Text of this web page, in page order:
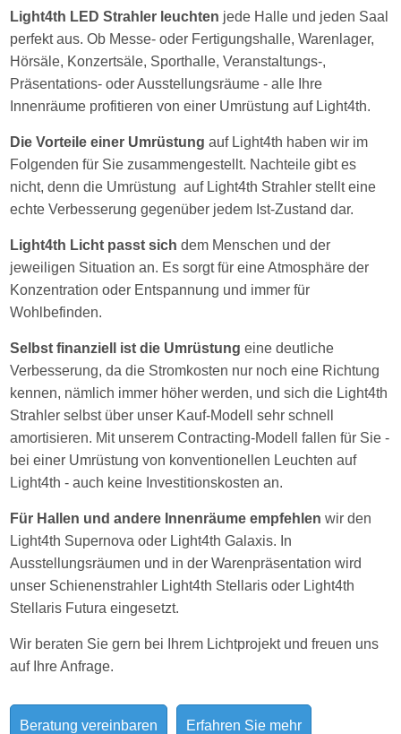
Light4th LED Strahler leuchten jede Halle und jeden Saal
perfekt aus. Ob Messe- oder Fertigungshalle, Warenlager,
Hörsäle, Konzertsäle, Sporthalle, Veranstaltungs-,
Präsentations- oder Ausstellungsräume - alle Ihre
Innenräume profitieren von einer Umrüstung auf Light4th.
Die Vorteile einer Umrüstungauf Light4th haben wir im
Folgenden für Sie zusammengestellt. Nachteile gibt es
nicht, denn die Umrüstung auf Light4th Strahler stellt eine
echte Verbesserung gegenüber jedem Ist-Zustand dar.
Light4th Licht passt sich dem Menschen und der
jeweiligen Situation an. Es sorgt für eine Atmosphäre der
Konzentration oder Entspannung und immer für
Wohlbefinden.
Selbst finanziell ist die Umrüstung eine deutliche
Verbesserung, da die Stromkosten nur noch eine Richtung
kennen, nämlich immer höher werden, und sich die Light4th
Strahler selbst über unser Kauf-Modell sehr schnell
amortisieren. Mit unserem Contracting-Modell fallen für Sie -
bei einer Umrüstung von konventionellen Leuchten auf
Light4th - auch keine Investitionskosten an.
Für Hallen und andere Innenräume empfehlen wir den
Light4th Supernova oder Light4th Galaxis. In
Ausstellungsräumen und in der Warenpräsentation wird
unser Schienenstrahler Light4th Stellaris oder Light4th
Stellaris Futura eingesetzt.
Wir beraten Sie gern bei Ihrem Lichtprojekt und freuen uns
auf Ihre Anfrage.
Beratung vereinbaren Erfahren Sie mehr